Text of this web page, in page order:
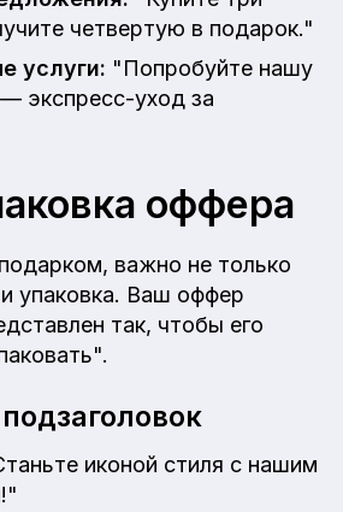
четвертую в подарок."
услуги: "Попробуйте нашу
экспресс-уход за
оффера
важно не только
упаковка. Ваш оффер
так, чтобы его
иконой стиля с нашим